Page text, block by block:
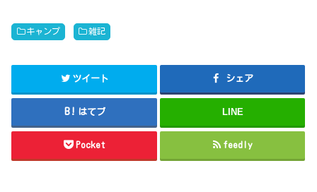
キャンプ 雑記
ツイート シェア
はてブ LINE
Pocket feedly